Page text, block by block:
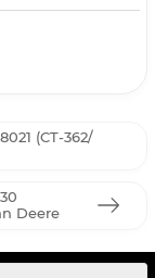
(CT-362/
Deere